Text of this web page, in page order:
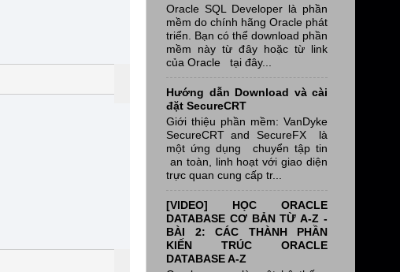
Oracle SQL Developer là phần
mềm do chính hãng Oracle phát
triển. Bạn có thể download phần
mềm này từ đây hoặc từ link
của Oracle tại đây...
Hướng dẫn Download và cài
đặt SecureCRT
Giới thiệu phần mềm: VanDyke
SecureCRT and SecureFX là
một ứng dụng chuyển tập tin
an toàn, linh hoạt với giao diện
trực quan cung cấp tr...
[VIDEO] HỌC ORACLE
DATABASE CƠ BẢN TỪ A-Z -
BÀI 2: CÁC THÀNH PHẦN
KIẾN TRÚC ORACLE
DATABASE A-Z